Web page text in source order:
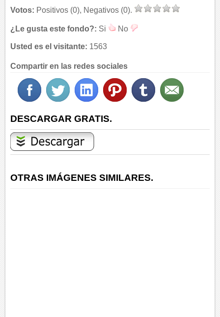
Votos: Positivos (0), Negativos (0).
¿Le gusta este fondo?: Si No
Usted es el visitante: 1563
Compartir en las redes sociales
DESCARGAR GRATIS.
OTRAS IMÁGENES SIMILARES.